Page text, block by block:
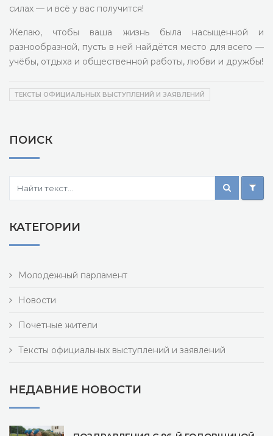
силах — и всё у вас получится!
Желаю, чтобы ваша жизнь была насыщенной и
разнообразной, пусть в ней найдётся место для всего —
учёбы, отдыха и общественной работы, любви и дружбы!
ТЕКСТЫ ОФИЦИАЛЬНЫХ ВЫСТУПЛЕНИЙ И ЗАЯВЛЕНИЙ
ПОИСК
КАТЕГОРИИ
Молодежный парламент
Новости
Почетные жители
Тексты официальных выступлений и заявлений
НЕДАВНИЕ НОВОСТИ